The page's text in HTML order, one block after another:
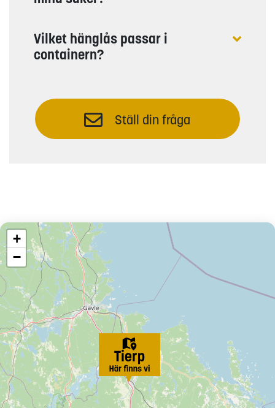
Vilket hänglås passar i
containern?
Ställ din fråga
+
−